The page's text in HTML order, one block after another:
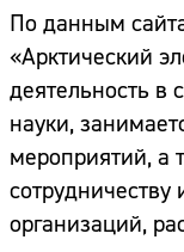
По данным
«Арктический
деятельность в
науки,
мероприятий, а
сотрудничеству
организаций,